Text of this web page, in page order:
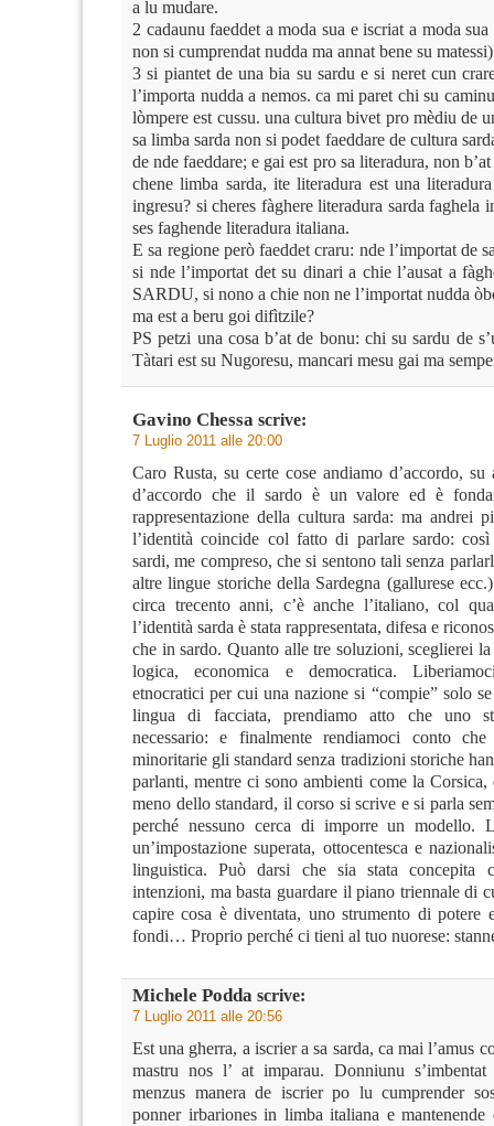
a lu mudare.
2 cadaunu faeddet a moda sua e iscriat a moda
non si cumprendat nudda ma annat bene su
3 si piantet de una bia su sardu e si neret cun
l’importa nudda a nemos. ca mi paret chi su
lòmpere est cussu. una cultura bivet pro mèdiu de
sa limba sarda non si podet faeddare de cultura
de nde faeddare; e gai est pro sa literadura, non
chene limba sarda, ite literadura est una
ingresu? si cheres fàghere literadura sarda faghela
ses faghende literadura italiana.
E sa regione però faeddet craru: nde l’importat de
si nde l’importat det su dinari a chie l’ausat a
SARDU, si nono a chie non ne l’importat nudda
ma est a beru goi difìtzile?
PS petzi una cosa b’at de bonu: chi su sardu de
Tàtari est su Nugoresu, mancari mesu gai ma
Gavino Chessa scrive:
7 Luglio 2011 alle 20:00
Caro Rusta, su certe cose andiamo d’accordo,
d’accordo che il sardo è un valore ed è
rappresentazione della cultura sarda: ma andrei
l’identità coincide col fatto di parlare sardo:
sardi, me compreso, che si sentono tali senza
altre lingue storiche della Sardegna (gallurese
circa trecento anni, c’è anche l’italiano, col
l’identità sarda è stata rappresentata, difesa e
che in sardo. Quanto alle tre soluzioni, sceglierei
logica, economica e democratica.
etnocratici per cui una nazione si “compie” solo
lingua di facciata, prendiamo atto che uno
necessario: e finalmente rendiamoci conto
minoritarie gli standard senza tradizioni storiche
parlanti, mentre ci sono ambienti come la Corsica,
meno dello standard, il corso si scrive e si parla
perché nessuno cerca di imporre un modello.
un’impostazione superata, ottocentesca e
linguistica. Può darsi che sia stata concepita
intenzioni, ma basta guardare il piano triennale di
capire cosa è diventata, uno strumento di potere
fondi… Proprio perché ci tieni al tuo nuorese:
Michele Podda scrive:
7 Luglio 2011 alle 20:56
Est una gherra, a iscrier a sa sarda, ca mai l’amus
mastru nos l’ at imparau. Donniunu
menzus manera de iscrier po lu cumprender
ponner irbariones in limba italiana e mantenende